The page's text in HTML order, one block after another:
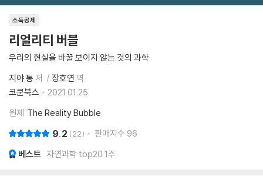
소득공제
리얼리티 버블
우리의 현실을 바꿀 보이지 않는 것의 과학
지야 통 저 장호연 역
코쿤북스
2021.01.25.
원제 The Reality Bubble
9.2 22 판매지수 96
베스트 자연과학 top20 1주